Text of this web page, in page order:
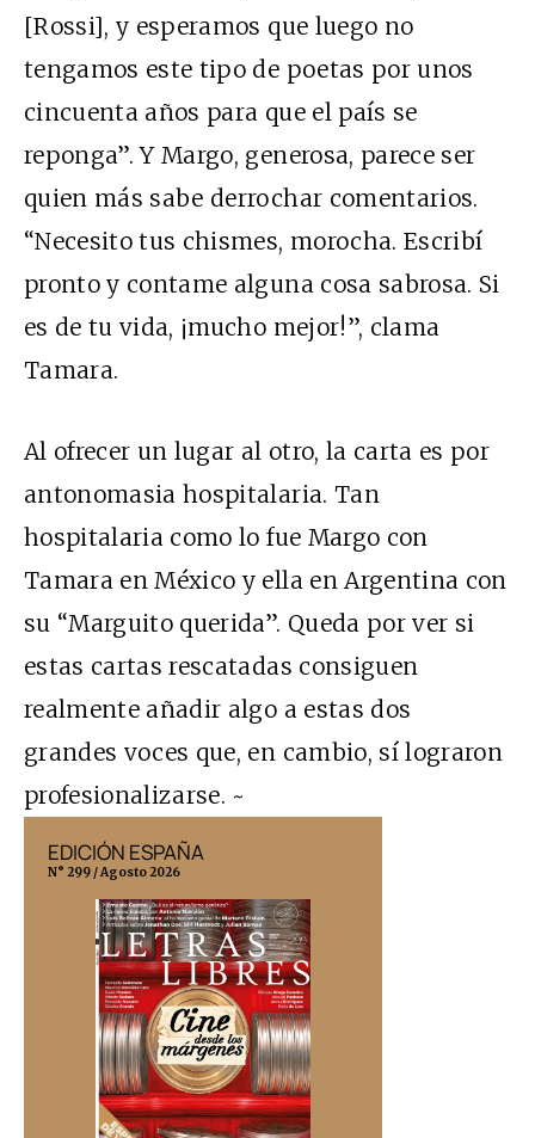
[Rossi], y esperamos que luego no
tengamos este tipo de poetas por unos
cincuenta años para que el país se
reponga”. Y Margo, generosa, parece ser
quien más sabe derrochar comentarios.
“Necesito tus chismes, morocha. Escribí
pronto y contame alguna cosa sabrosa. Si
es de tu vida, ¡mucho mejor!”, clama
Tamara.
Al ofrecer un lugar al otro, la carta es por
antonomasia hospitalaria. Tan
hospitalaria como lo fue Margo con
Tamara en México y ella en Argentina con
su “Marguito querida”. Queda por ver si
estas cartas rescatadas consiguen
realmente añadir algo a estas dos
grandes voces que, en cambio, sí lograron
profesionalizarse. ~
EDICIÓN ESPAÑA
N° 299 / Agosto 2026